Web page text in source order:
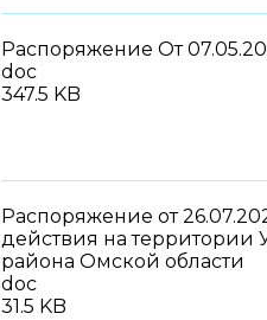
Распоряжение От
doc
347.5 KB
Распоряжение от
действия на территории
района Омской области
doc
31.5 KB